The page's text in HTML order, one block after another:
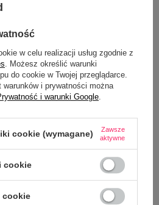
BLOGA
na Walentynki –
serca
w celu realizacji usług zgodnie z
. Możesz określić warunki
do cookie w Twojej przeglądarce.
i prywatności można
i warunki Google.
cookie (wymagane)
Zawsze
aktywne
cookie
cookie